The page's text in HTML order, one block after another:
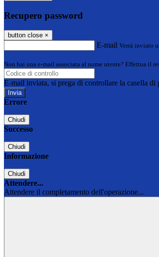
Recupero password
button close ×
E-mail Verrà inviato
Non hai una e-mail associata al nome utente? Effettua il
E-mail inviata, si prega di controllare la casella di
Errore
Chiudi
Successo
Chiudi
Informazione
Chiudi
Attendere...
Attendere il completamento dell'operazione...